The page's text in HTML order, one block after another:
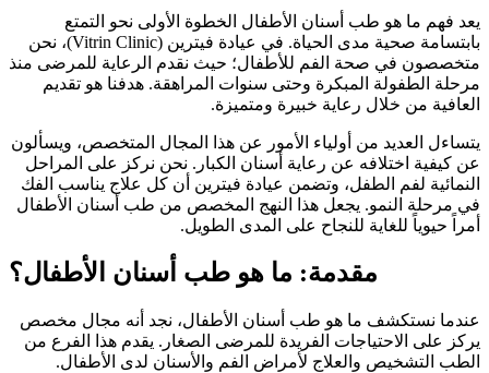
يعد فهم ما هو طب أسنان الأطفال الخطوة الأولى نحو التمتع
بابتسامة صحية مدى الحياة. في عيادة فيترين (Vitrin Clinic)، نحن
متخصصون في صحة الفم للأطفال؛ حيث نقدم الرعاية للمرضى منذ
مرحلة الطفولة المبكرة وحتى سنوات المراهقة. هدفنا هو تقديم
العافية من خلال رعاية خبيرة ومتميزة.
يتساءل العديد من أولياء الأمور عن هذا المجال المتخصص، ويسألون
عن كيفية اختلافه عن رعاية أسنان الكبار. نحن نركز على المراحل
النمائية لفم الطفل، وتضمن عيادة فيترين أن كل علاج يناسب الفك
في مرحلة النمو. يجعل هذا النهج المخصص من طب أسنان الأطفال
أمراً حيوياً للغاية للنجاح على المدى الطويل.
مقدمة: ما هو طب أسنان الأطفال؟
عندما نستكشف ما هو طب أسنان الأطفال، نجد أنه مجال مخصص
يركز على الاحتياجات الفريدة للمرضى الصغار. يقدم هذا الفرع من
الطب التشخيص والعلاج لأمراض الفم والأسنان لدى الأطفال.